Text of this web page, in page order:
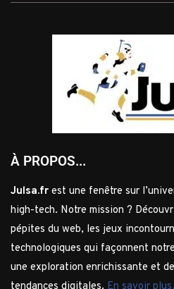
À PROPOS...
Julsa.fr est une fenêtre sur
high-tech. Notre mission ?
pépites du web, les jeux
technologiques qui façonnent
une exploration enrichissante et